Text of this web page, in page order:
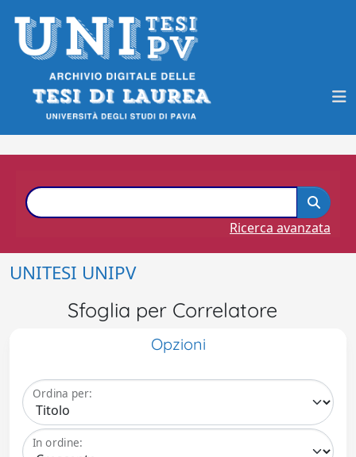
Ricerca avanzata
UNITESI UNIPV
Sfoglia per Correlatore
Opzioni
Ordina per:
In ordine: